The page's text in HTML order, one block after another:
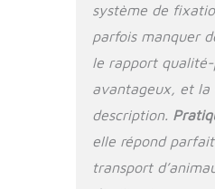
système de
parfois manquer
le rapport
avantageux, et la
description.
elle répond
transport